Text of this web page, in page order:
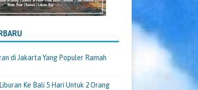
di Jakarta Yang Populer Ramah
Ke Bali 5 Hari Untuk 2 Orang